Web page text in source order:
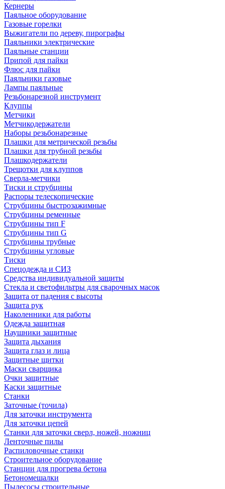
Кернеры
Паяльное оборудование
Газовые горелки
Выжигатели по дереву, пирографы
Паяльники электрические
Паяльные станции
Припой для пайки
Флюс для пайки
Паяльники газовые
Лампы паяльные
Резьбонарезной инструмент
Клуппы
Метчики
Метчикодержатели
Наборы резьбонарезные
Плашки для метрической резьбы
Плашки для трубной резьбы
Плашкодержатели
Трещотки для клуппов
Сверла-метчики
Тиски и струбцины
Распоры телескопические
Струбцины быстрозажимные
Струбцины ременные
Струбцины тип F
Струбцины тип G
Струбцины трубные
Струбцины угловые
Тиски
Спецодежда и СИЗ
Средства индивидуальной защиты
Стекла и светофильтры для сварочных масок
Защита от падения с высоты
Защита рук
Наколенники для работы
Одежда защитная
Наушники защитные
Защита дыхания
Защита глаз и лица
Защитные щитки
Маски сварщика
Очки защитные
Каски защитные
Станки
Заточные (точила)
Для заточки инструмента
Для заточки цепей
Станки для заточки сверл, ножей, ножниц
Ленточные пилы
Распиловочные станки
Строительное оборудование
Станции для прогрева бетона
Бетономешалки
Пылесосы строительные